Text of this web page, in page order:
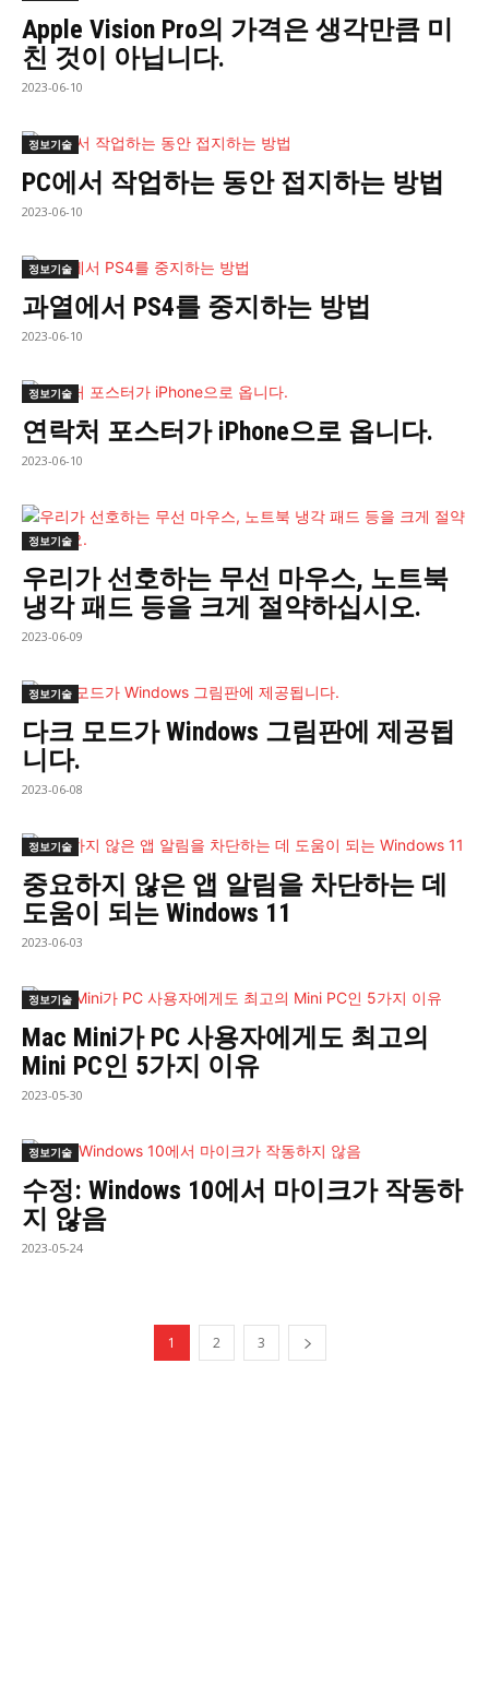
Apple Vision Pro의 가격은 생각만큼 미
친 것이 아닙니다.
2023-06-10
정보기술
PC에서 작업하는 동안 접지하는 방법
2023-06-10
정보기술
과열에서 PS4를 중지하는 방법
2023-06-10
정보기술
연락처 포스터가 iPhone으로 옵니다.
2023-06-10
정보기술
우리가 선호하는 무선 마우스, 노트북
냉각 패드 등을 크게 절약하십시오.
2023-06-09
정보기술
다크 모드가 Windows 그림판에 제공됩
니다.
2023-06-08
정보기술
중요하지 않은 앱 알림을 차단하는 데
도움이 되는 Windows 11
2023-06-03
정보기술
Mac Mini가 PC 사용자에게도 최고의
Mini PC인 5가지 이유
2023-05-30
정보기술
수정: Windows 10에서 마이크가 작동하
지 않음
2023-05-24
1 2 3